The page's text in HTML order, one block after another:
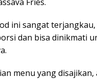
ini sangat
dan bisa dinikmati
menu yang disajikan,